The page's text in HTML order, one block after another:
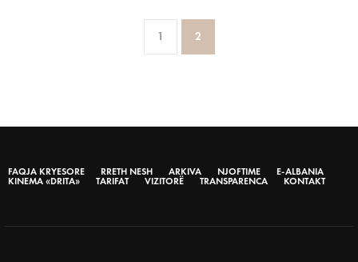
1 2
FAQJA KRYESORE RRETH NESH ARKIVA NJOFTIME
E-ALBANIA
KINEMA «DRITA»
TARIFAT VIZITORË TRANSPARENCA KONTAKT